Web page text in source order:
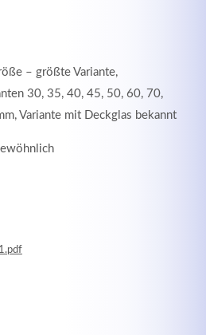
– größte Variante,
30, 35, 40, 45, 50, 60, 70,
Variante mit Deckglas bekannt
ligula eget dolor.